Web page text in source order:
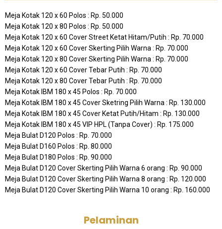
Meja Kotak 120 x 60 Polos : Rp. 50.000
Meja Kotak 120 x 80 Polos : Rp. 50.000
Meja Kotak 120 x 60 Cover Street Ketat Hitam/Putih : Rp. 70.000
Meja Kotak 120 x 60 Cover Skerting Pilih Warna : Rp. 70.000
Meja Kotak 120 x 80 Cover Skerting Pilih Warna : Rp. 70.000
Meja Kotak 120 x 60 Cover Tebar Putih : Rp. 70.000
Meja Kotak 120 x 80 Cover Tebar Putih : Rp. 70.000
Meja Kotak IBM 180 x 45 Polos : Rp. 70.000
Meja Kotak IBM 180 x 45 Cover Sketring Pilih Warna : Rp. 130.000
Meja Kotak IBM 180 x 45 Cover Ketat Putih/Hitam : Rp. 130.000
Meja Kotak IBM 180 x 45 VIP HPL (Tanpa Cover) : Rp. 175.000
Meja Bulat D120 Polos : Rp. 70.000
Meja Bulat D160 Polos : Rp. 80.000
Meja Bulat D180 Polos : Rp. 90.000
Meja Bulat D120 Cover Skerting Pilih Warna 6 orang : Rp. 90.000
Meja Bulat D120 Cover Skerting Pilih Warna 8 orang : Rp. 120.000
Meja Bulat D120 Cover Skerting Pilih Warna 10 orang : Rp. 160.000
Pelaminan